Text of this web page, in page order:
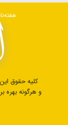
کلیه حقوق
و هرگونه بهره